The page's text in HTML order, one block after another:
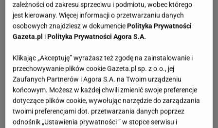
zależności od zakresu sprzeciwu i podmiotu, wobec którego
jest kierowany. Więcej informacji o przetwarzaniu danych
osobowych znajdziesz w dokumencie Polityka Prywatności
Gazeta.pl i Polityka Prywatności Agora S.A.
Klikając „Akceptuję” wyrażasz też zgodę na zainstalowanie i
przechowywanie plików cookie Gazeta.pl sp. z o.o., jej
Zaufanych Partnerów i Agora S.A. na Twoim urządzeniu
końcowym. Możesz w każdej chwili zmienić swoje preferencje
dotyczące plików cookie, wywołując narzędzie do zarządzania
twoimi preferencjami dot. przetwarzania danych poprzez
odnośnik „Ustawienia prywatności ” w stopce serwisu i